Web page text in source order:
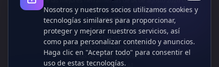
Directorio de Herramientas de IA de Toolsify!
Soporte
Cubesolver AI
Chat o1
Grok Image Generator
Flux AI Image Generator
Photo to Video AI
Nosotros y nuestros socios utilizamos cookies y
tecnologías similares para proporcionar,
proteger y mejorar nuestros servicios, así
como para personalizar contenido y anuncios.
Haga clic en "Aceptar todo" para consentir el
uso de estas tecnologías.